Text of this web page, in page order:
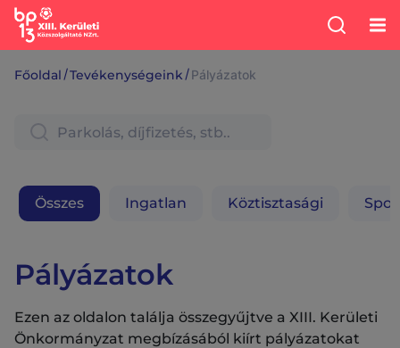
Főoldal /Tevékenységeink /Pályázatok
Összes Ingatlan Köztisztasági
Pályázatok
Ezen az oldalon találja összegyűjtve a XIII. Kerületi
Önkormányzat megbízásából kiírt pályázatokat